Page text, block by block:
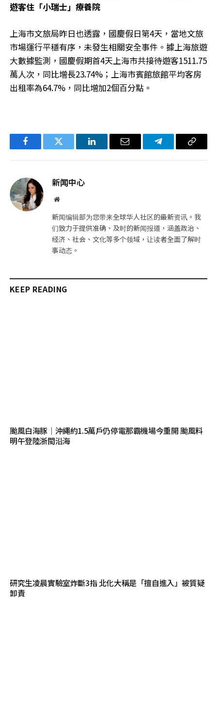
遊客住「小瑞士」療養院
上海市文旅局昨日也透露，國慶假日第4天，當地文旅
市場運行平穩有序，未發生相關安全事件。據上海旅遊
大數據監測，國慶假期首4天上海市共接待遊客1511.75
萬人次，同比增長23.74%；上海市賓館旅館平均客房
出租率為64.7%，同比增加2個百分點。
FacebookTwitter LinkedIn电
Telegram复
新闻中心
网
新闻编辑部为您带来全球华人社区的最新资讯。我
们致力于提供准确、及时的新闻报道，涵盖政治、
经济、社会、文化等多个领域，让读者全面了解时
事动态。
KEEP READING
颱風白海豚｜沖繩約1.5萬戶仍停電那霸機場今重開 颱風料
明午登陸浙閩沿海
研究生凌晨實驗室炸斷3指 北化大稱是「擅自進入」被質疑
卸責